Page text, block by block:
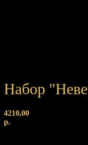
Набор
4210,00
р.